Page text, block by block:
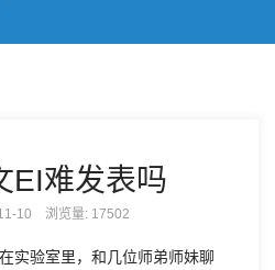
EI难发表吗
10 浏览量: 17502
实验室里，和几位师弟师妹聊